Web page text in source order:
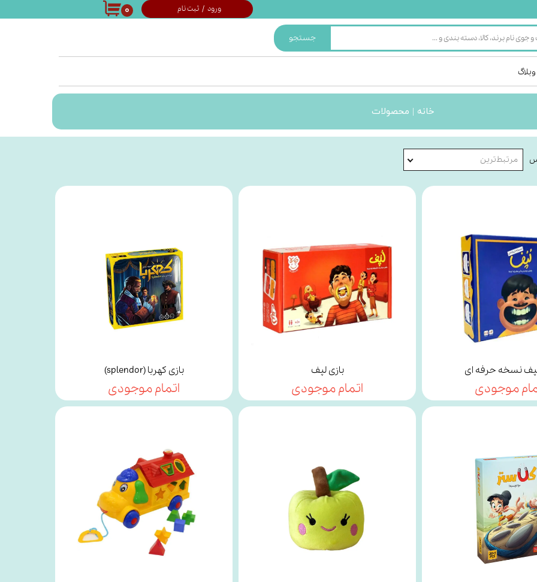
جستجو
ورود / ثبت نام
خروج از حساب
۰
وبلاگ
خانه | محصولات
مرتبط‌ترین
نسخه حرفه ای
موجودی
بازی لپف
اتمام موجودی
بازی کهربا (splendor)
اتمام موجودی